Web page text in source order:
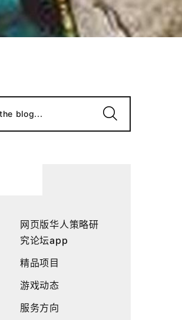
blog...
网页版华人策略研
究论坛app
精品项目
游戏动态
服务方向